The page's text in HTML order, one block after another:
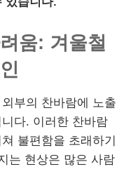
움: 겨울철
부의 찬바람에 노출
다. 이러한 찬바람
불편함을 초래하기
는 현상은 많은 사람